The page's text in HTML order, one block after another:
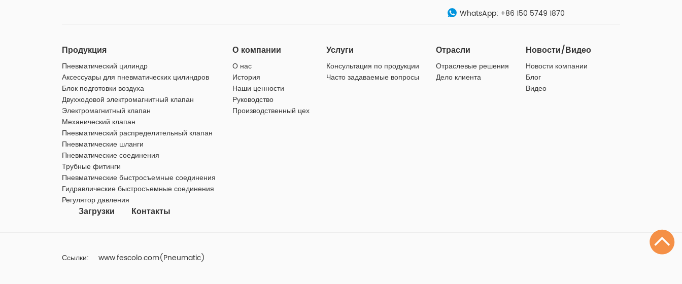
WhatsApp: +86 150 5749 1870
Продукция
Пневматический цилиндр
Аксессуары для пневматических цилиндров
Блок подготовки воздуха
Двухходовой электромагнитный клапан
Электромагнитный клапан
Механический клапан
Пневматический распределительный клапан
Пневматические шланги
Пневматические соединения
Трубные фитинги
Пневматические быстросъемные соединения
Гидравлические быстросъемные соединения
Регулятор давления
О компании
О нас
История
Наши ценности
Руководство
Производственный цех
Услуги
Консультация по продукции
Часто задаваемые вопросы
Отрасли
Отраслевые решения
Дело клиента
Новости/Видео
Новости компании
Блог
Видео
Загрузки Контакты
Ссылки: www.fescolo.com(Pneumatic)